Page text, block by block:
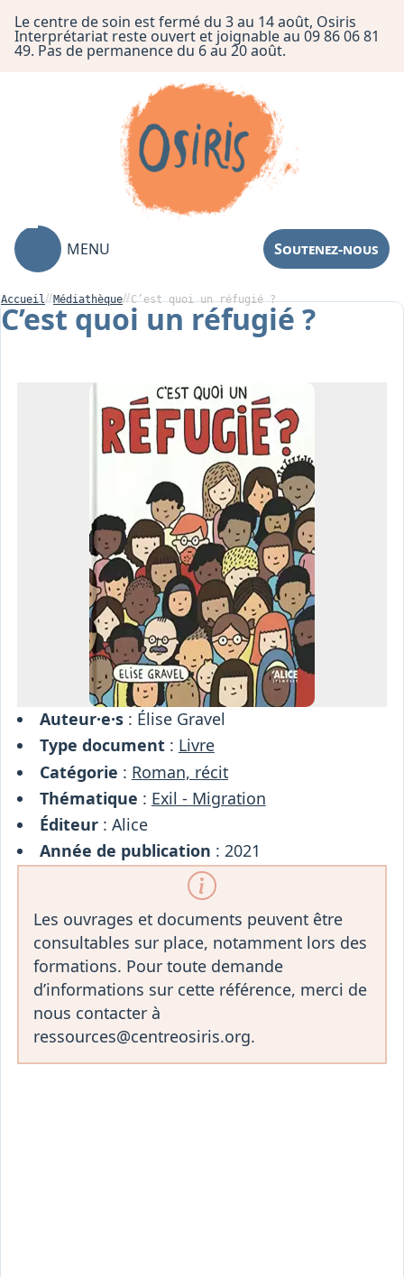
Le centre de soin est fermé du 3 au 14 août, Osiris
Interprétariat reste ouvert et joignable au 09 86 06 81
49. Pas de permanence du 6 au 20 août.
MENU Soutenez-nous
Centre de Soin
Interprétariat
Accueil Médiathèque C’est quoi un réfugié ?
C’est quoi un réfugié ?
Auteur·e·s: Élise Gravel
Type document: Livre
Catégorie : Roman, récit
Thématique : Exil - Migration
Éditeur: Alice
Année de publication : 2021
Les ouvrages et documents peuvent être
consultables sur place, notamment lors des
formations. Pour toute demande
d’informations sur cette référence, merci de
nous contacter à
ressources@centreosiris.org.